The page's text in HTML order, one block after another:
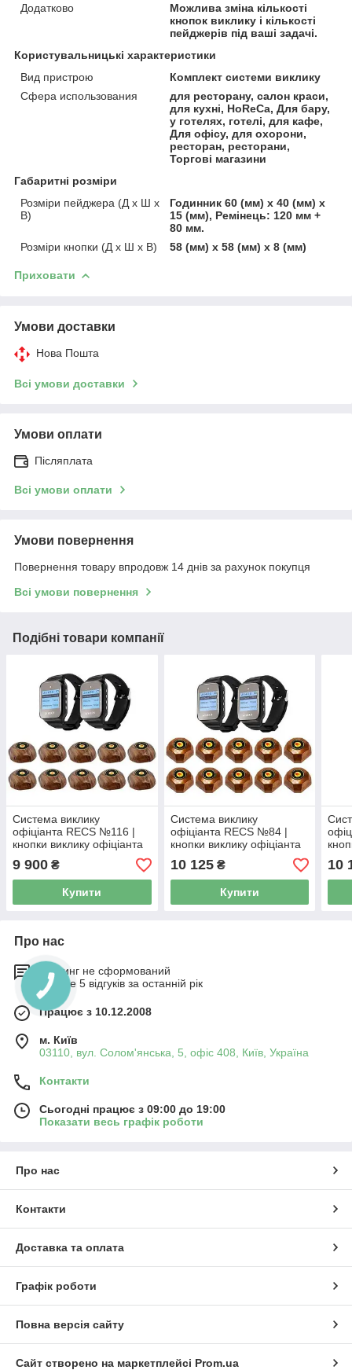
Додатково
Можлива зміна кількості
кнопок виклику і кількості
пейджерів під ваші задачі.
Користувальницькі характеристики
Вид пристрою
Комплект системи виклику
Сфера использования
для ресторану, салон краси,
для кухні, HoReCa, Для бару,
у готелях, готелі, для кафе,
Для офісу, для охорони,
ресторан, ресторани,
Торгові магазини
Габаритні розміри
Розміри пейджера (Д х Ш х
В)
Годинник 60 (мм) х 40 (мм) х
15 (мм), Ремінець: 120 мм +
80 мм.
Розміри кнопки (Д х Ш х В)
58 (мм) х 58 (мм) х 8 (мм)
Приховати
Умови доставки
Нова Пошта
Всі умови доставки
Умови оплати
Післяплата
Всі умови оплати
Умови повернення
Повернення товару впродовж 14 днів за рахунок покупця
Всі умови повернення
Подібні товари компанії
Система виклику
офіціанта RECS №116 |
кнопки виклику офіціанта
10 шт + 2 пейджера
офіціанта
9 900 ₴
Купити
Система виклику
офіціанта RECS №84 |
кнопки виклику офіціанта
10 шт + 2 пейджера
офіціанта
10 125₴
Купити
10
10
Про нас
Рейтинг не сформований
Менше 5 відгуків за останній рік
Працює з 10.12.2008
м. Київ
03110, вул. Солом'янська, 5, офіс 408, Київ, Україна
Контакти
Сьогодні працює з 09:00 до 19:00
Показати весь графік роботи
Про нас
Контакти
Доставка та оплата
Графік роботи
Повна версія сайту
Сайт створено на маркетплейсі Prom.ua